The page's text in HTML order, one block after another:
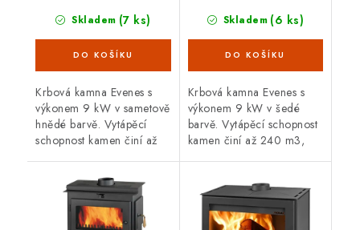
Skladem (7 ks)
Krbová kamna Evenes s
výkonem 9 kW v sametově
hnědé barvě. Vytápěcí
schopnost kamen činí až
vývodu 150 mm. S
externím přívodem...
Skladem (6 ks)
Krbová kamna Evenes s
výkonem 9 kW v šedé
barvě. Vytápěcí schopnost
kamen činí až 240 m3,
vývodu 150 mm. S
externím přívodem
vzduchu....